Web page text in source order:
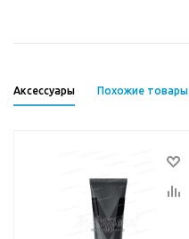
Аксессуары Похожие товары